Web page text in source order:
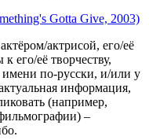
Gotta Give, 2003)
актрисой, его/её
его/её творчеству,
по-русски, и/или у
информация,
(например,
–